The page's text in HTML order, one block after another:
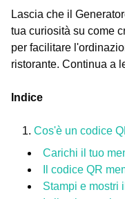
Lascia che il
tua curiosità su come
per facilitare
ristorante. Continua a
Indice
Cos'è un codice
Carichi il tuo
Il codice QR
Stampi e mostri